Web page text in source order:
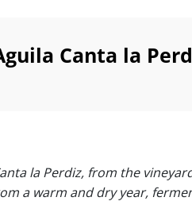
Canta la
la Perdiz, from the
a warm and dry year,